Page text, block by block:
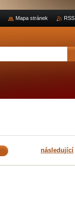
následující
Mapa stránek RSS